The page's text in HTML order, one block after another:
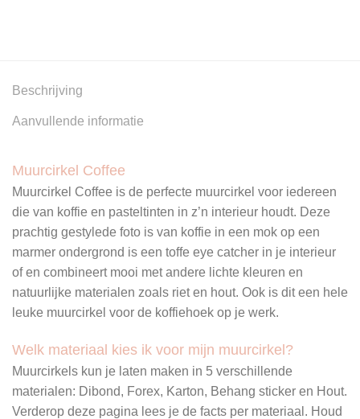
Beschrijving
Aanvullende informatie
Muurcirkel Coffee
Muurcirkel Coffee is de perfecte muurcirkel voor iedereen
die van koffie en pasteltinten in z’n interieur houdt. Deze
prachtig gestylede foto is van koffie in een mok op een
marmer ondergrond is een toffe eye catcher in je interieur
of en combineert mooi met andere lichte kleuren en
natuurlijke materialen zoals riet en hout. Ook is dit een hele
leuke muurcirkel voor de koffiehoek op je werk.
Welk materiaal kies ik voor mijn muurcirkel?
Muurcirkels kun je laten maken in 5 verschillende
materialen: Dibond, Forex, Karton, Behang sticker en Hout.
Verderop deze pagina lees je de facts per materiaal. Houd